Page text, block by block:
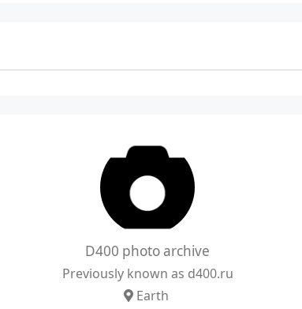
D400 photo archive
Previously known as d400.ru
Earth